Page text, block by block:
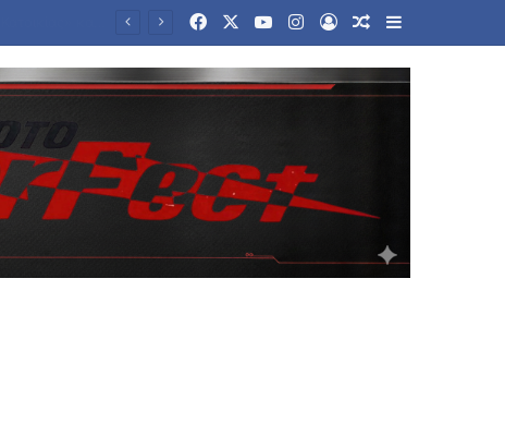
FacebookYouTubeInstagram
Log InRandom Article
Sidebar